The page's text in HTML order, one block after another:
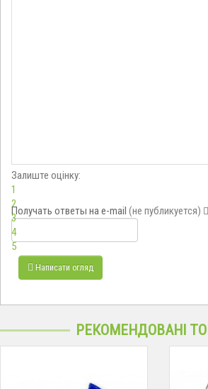
Залиште оцінку:
1
2
3
4
5
Получать ответы на e-mail (не публикуется)
Написати огляд
РЕКОМЕНДОВАНІ